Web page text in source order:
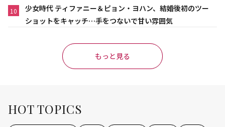
10
少女時代 ティファニー＆ピョン・ヨハン、結婚後初のツー
ショットをキャッチ…手をつないで甘い雰囲気
もっと見る
HOT TOPICS